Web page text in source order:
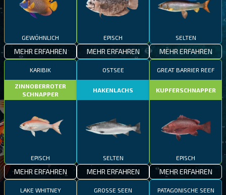
GEWÖHNLICH
MEHR ERFAHREN
EPISCH
MEHR ERFAHREN
SELTEN
MEHR ERFAHREN
KARIBIK
ZINNOBERROTER
SCHNAPPER
EPISCH
MEHR ERFAHREN
OSTSEE
HAKENLACHS
SELTEN
MEHR ERFAHREN
GREAT BARRIER REEF
KUPFERSCHNAPPER
EPISCH
MEHR ERFAHREN
LAKE WHITNEY GROSSE SEEN PATAGONISCHE SEEN